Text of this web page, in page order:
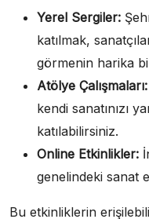
Yerel Sergiler:
katılmak,
görmenin harika
Atölye Çalışmaları:
kendi sanatınızı
katılabilirsiniz.
Online Etkinlikler:
genelindeki sanat
Bu etkinliklerin